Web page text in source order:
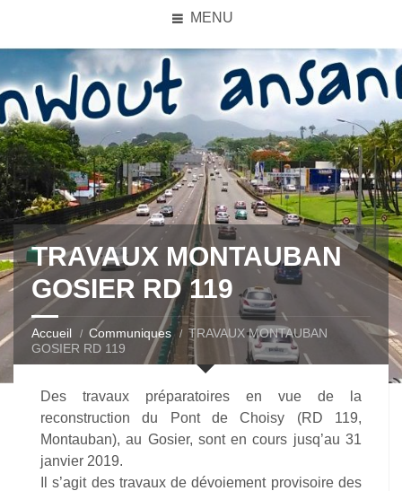
MENU
TRAVAUX MONTAUBAN
GOSIER RD 119
Accueil Communiques
TRAVAUX MONTAUBAN
GOSIER RD 119
Des travaux préparatoires en vue de la
reconstruction du Pont de Choisy (RD 119,
Montauban), au Gosier, sont en cours jusq’au 31
janvier 2019.
Il s’agit des travaux de dévoiement provisoire des